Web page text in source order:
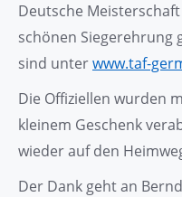
Deutsche
schönen Siegerehrung
sind unterwww.taf-
Die Offiziellen wurden
kleinem Geschenk
wieder auf den
Der Dank geht an